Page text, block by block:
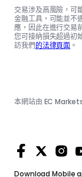
交易涉及高風險，可
金融工具，可能並不
應，因此在進行交易
您可接納損失超過初
訪我們的法律頁面 。
Download Mobile
本網站由 EC